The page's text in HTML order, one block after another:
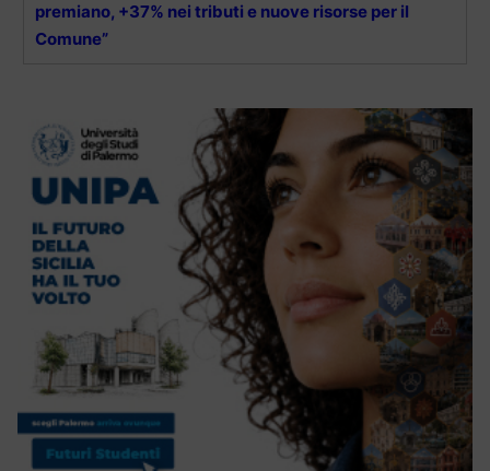
premiano, +37% nei tributi e nuove risorse per il
Comune”